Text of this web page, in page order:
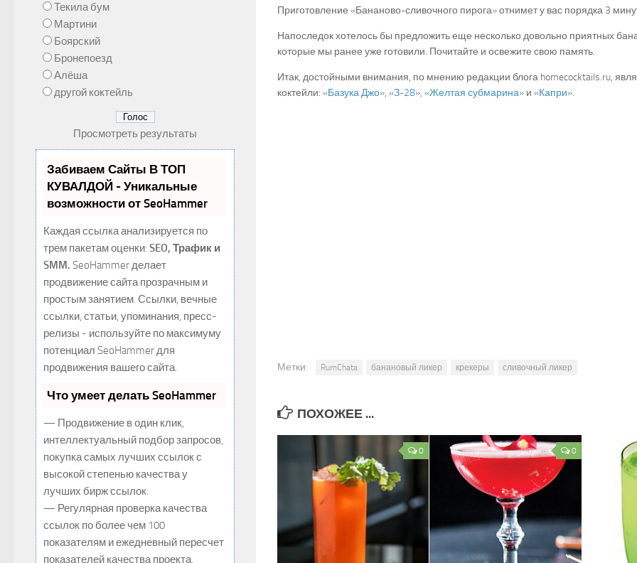
Приготовление «Бананово-сливочного пирога» отнимет у вас порядка 3
Напоследок хотелось бы предложить еще несколько довольно приятных
которые мы ранее уже готовили. Почитайте и освежите свою память.
Итак, достойными внимания, по мнению редакции блога homecocktails.ru,
коктейли: «Базука Джо», «З-28», «Желтая субмарина» и «Капри».
Метки: RumChata банановый ликер крекеры сливочный ликер
ПОХОЖЕЕ ...
0 0
Текила бум
Мартини
Боярский
Бронепоезд
Алёша
другой коктейль
Просмотреть результаты
Забиваем Сайты В ТОП
КУВАЛДОЙ - Уникальные
возможности от SeoHammer
Каждая ссылка анализируется по
трем пакетам оценки: SEO, Трафик и
SMM. SeoHammer делает
продвижение сайта прозрачным и
простым занятием. Ссылки, вечные
ссылки, статьи, упоминания, пресс-
релизы - используйте по максимуму
потенциал SeoHammer для
продвижения вашего сайта.
Что умеет делать SeoHammer
— Продвижение в один клик,
интеллектуальный подбор запросов,
покупка самых лучших ссылок с
высокой степенью качества у
лучших бирж ссылок.
— Регулярная проверка качества
ссылок по более чем 100
показателям и ежедневный пересчет
показателей качества проекта.